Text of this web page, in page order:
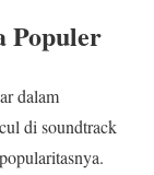
Populer
dalam
di soundtrack